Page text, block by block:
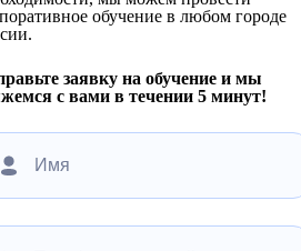
обучение в любом городе
заявку на обучение и мы
с вами в течении 5 минут!